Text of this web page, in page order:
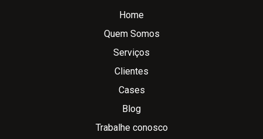
Home
Quem Somos
Serviços
Clientes
Cases
Blog
Trabalhe conosco